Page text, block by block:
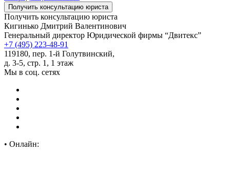
Получить консультацию юриста
Кигинько Дмитрий Валентинович
Генеральный директор Юридической фирмы “Двитекс”
+7 (495) 223-48-91
119180, пер. 1-й Голутвинский,
д. 3-5, стр. 1, 1 этаж
Мы в соц. сетях
• Онлайн: